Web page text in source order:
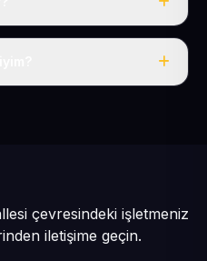
her şey dahil.
çevresindeki işletmeniz
iletişime geçin.